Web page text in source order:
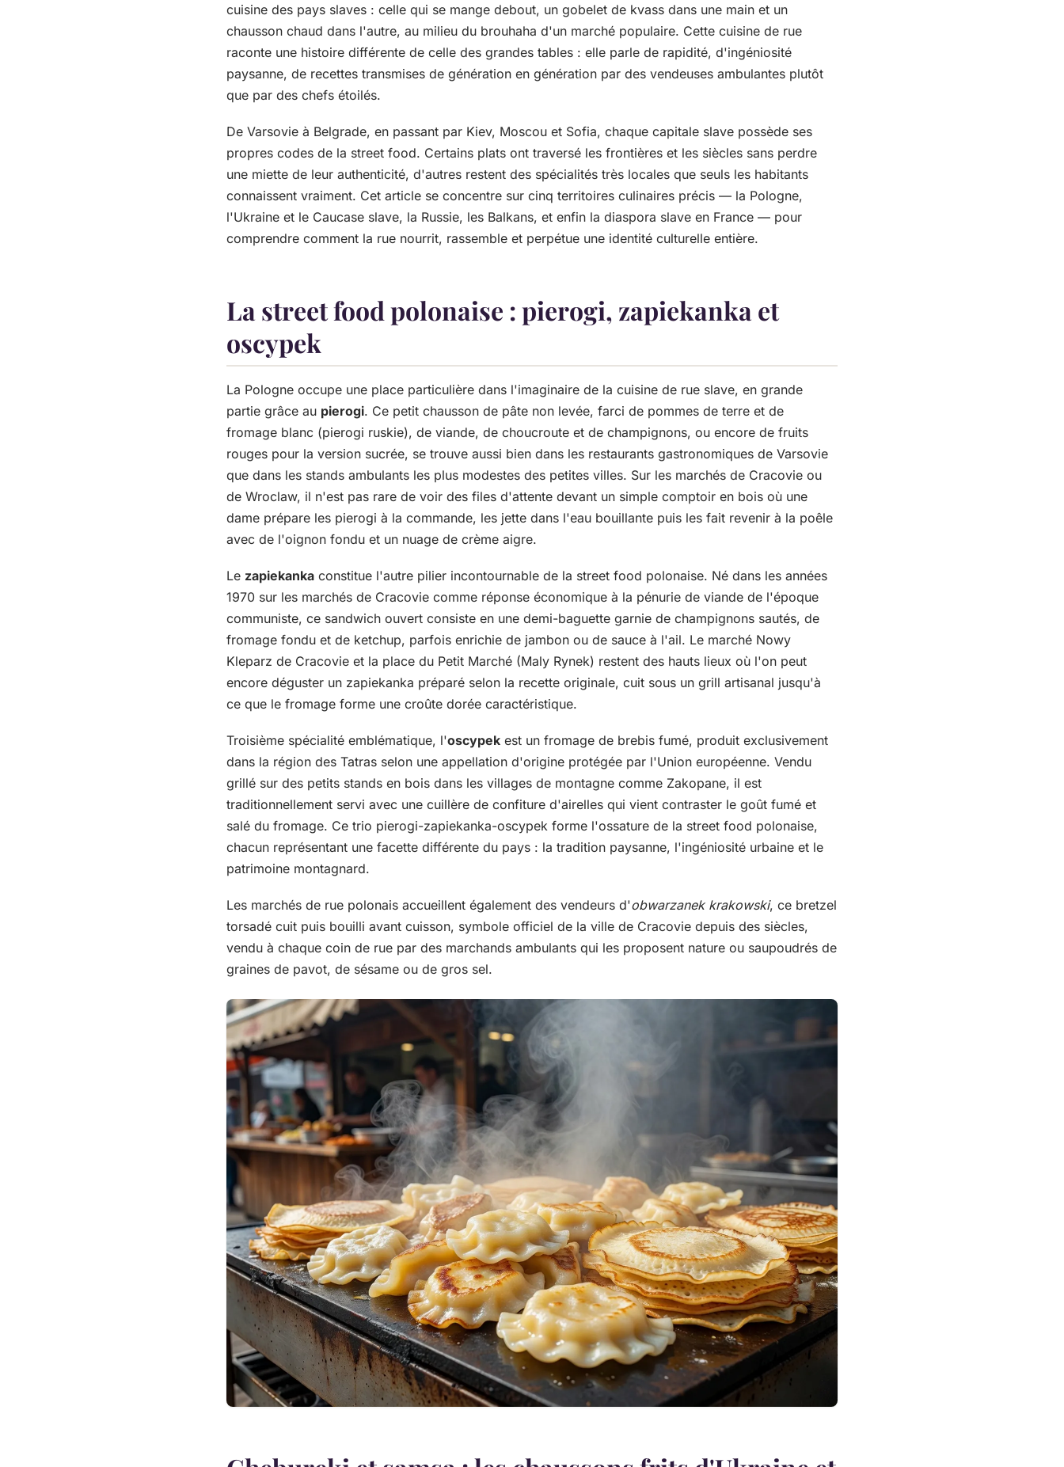
cuisine des pays slaves : celle qui se mange debout, un gobelet de kvass dans une main et un
chausson chaud dans l'autre, au milieu du brouhaha d'un marché populaire. Cette cuisine de rue
raconte une histoire différente de celle des grandes tables : elle parle de rapidité, d'ingéniosité
paysanne, de recettes transmises de génération en génération par des vendeuses ambulantes plutôt
que par des chefs étoilés.
De Varsovie à Belgrade, en passant par Kiev, Moscou et Sofia, chaque capitale slave possède ses
propres codes de la street food. Certains plats ont traversé les frontières et les siècles sans perdre
une miette de leur authenticité, d'autres restent des spécialités très locales que seuls les habitants
connaissent vraiment. Cet article se concentre sur cinq territoires culinaires précis — la Pologne,
l'Ukraine et le Caucase slave, la Russie, les Balkans, et enfin la diaspora slave en France — pour
comprendre comment la rue nourrit, rassemble et perpétue une identité culturelle entière.
La street food polonaise : pierogi, zapiekanka et
oscypek
La Pologne occupe une place particulière dans l'imaginaire de la cuisine de rue slave, en grande
partie grâce au pierogi. Ce petit chausson de pâte non levée, farci de pommes de terre et de
fromage blanc (pierogi ruskie), de viande, de choucroute et de champignons, ou encore de fruits
rouges pour la version sucrée, se trouve aussi bien dans les restaurants gastronomiques de Varsovie
que dans les stands ambulants les plus modestes des petites villes. Sur les marchés de Cracovie ou
de Wroclaw, il n'est pas rare de voir des files d'attente devant un simple comptoir en bois où une
dame prépare les pierogi à la commande, les jette dans l'eau bouillante puis les fait revenir à la poêle
avec de l'oignon fondu et un nuage de crème aigre.
Le zapiekanka constitue l'autre pilier incontournable de la street food polonaise. Né dans les années
1970 sur les marchés de Cracovie comme réponse économique à la pénurie de viande de l'époque
communiste, ce sandwich ouvert consiste en une demi-baguette garnie de champignons sautés, de
fromage fondu et de ketchup, parfois enrichie de jambon ou de sauce à l'ail. Le marché Nowy
Kleparz de Cracovie et la place du Petit Marché (Maly Rynek) restent des hauts lieux où l'on peut
encore déguster un zapiekanka préparé selon la recette originale, cuit sous un grill artisanal jusqu'à
ce que le fromage forme une croûte dorée caractéristique.
Troisième spécialité emblématique, l'oscypek est un fromage de brebis fumé, produit exclusivement
dans la région des Tatras selon une appellation d'origine protégée par l'Union européenne. Vendu
grillé sur des petits stands en bois dans les villages de montagne comme Zakopane, il est
traditionnellement servi avec une cuillère de confiture d'airelles qui vient contraster le goût fumé et
salé du fromage. Ce trio pierogi-zapiekanka-oscypek forme l'ossature de la street food polonaise,
chacun représentant une facette différente du pays : la tradition paysanne, l'ingéniosité urbaine et le
patrimoine montagnard.
Les marchés de rue polonais accueillent également des vendeurs d'obwarzanek krakowski, ce bretzel
torsadé cuit puis bouilli avant cuisson, symbole officiel de la ville de Cracovie depuis des siècles,
vendu à chaque coin de rue par des marchands ambulants qui les proposent nature ou saupoudrés de
graines de pavot, de sésame ou de gros sel.